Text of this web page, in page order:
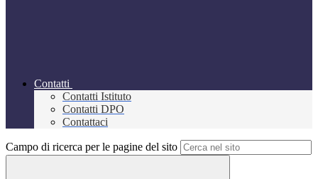
Contatti
Contatti Istituto
Contatti DPO
Contattaci
Campo di ricerca per le pagine del sito